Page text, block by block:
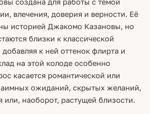
влечения, доверия и верности. Её
историей Джакомо Казановы, но
близки к классической
к ней оттенок флирта и
на этой колоде особенно
касается романтической или
ожиданий, скрытых желаний,
или, наоборот, растущей близости.